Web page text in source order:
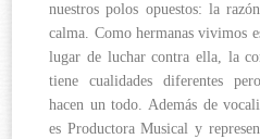
nuestros polos opuestos: la
calma. Como hermanas vivimos
lugar de luchar contra ella, la
tiene cualidades diferentes
hacen un todo. Además de
es Productora Musical y